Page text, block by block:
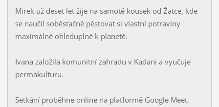
Mirek už deset let žije na samotě kousek od Žatce, kde
se naučil soběstačně pěstovat si vlastní potraviny
maximálně ohleduplně k planetě.
Ivana založila komunitní zahradu v Kadani a vyučuje
permakulturu.
Setkání proběhne online na platformě Google Meet,